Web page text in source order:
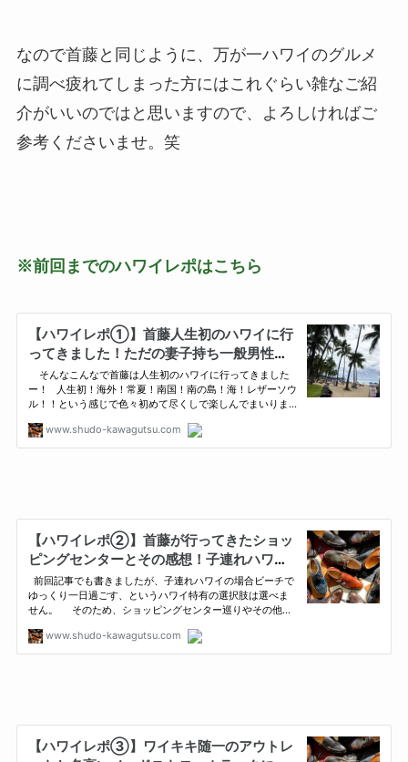
なので首藤と同じように、万が一ハワイのグルメ
に調べ疲れてしまった方にはこれぐらい雑なご紹
介がいいのではと思いますので、よろしければご
参考くださいませ。笑
※前回までのハワイレポはこちら